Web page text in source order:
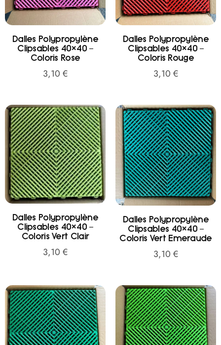
Dalles Polypropylène
Clipsables 40×40 –
Coloris Rose
3,10 €
Dalles Polypropylène
Clipsables 40×40 –
Coloris Rouge
3,10 €
Dalles Polypropylène
Clipsables 40×40 –
Coloris Vert Clair
3,10 €
Dalles Polypropylène
Clipsables 40×40 –
Coloris Vert Emeraude
3,10 €